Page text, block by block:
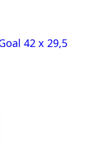
42 x 29,5